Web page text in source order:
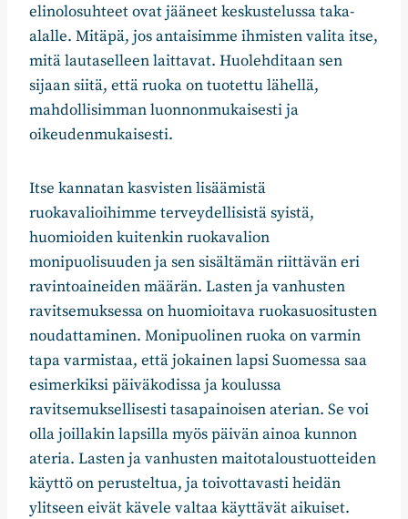
elinolosuhteet ovat jääneet keskustelussa taka-
alalle. Mitäpä, jos antaisimme ihmisten valita itse,
mitä lautaselleen laittavat. Huolehditaan sen
sijaan siitä, että ruoka on tuotettu lähellä,
mahdollisimman luonnonmukaisesti ja
oikeudenmukaisesti.
Itse kannatan kasvisten lisäämistä
ruokavalioihimme terveydellisistä syistä,
huomioiden kuitenkin ruokavalion
monipuolisuuden ja sen sisältämän riittävän eri
ravintoaineiden määrän. Lasten ja vanhusten
ravitsemuksessa on huomioitava ruokasuositusten
noudattaminen. Monipuolinen ruoka on varmin
tapa varmistaa, että jokainen lapsi Suomessa saa
esimerkiksi päiväkodissa ja koulussa
ravitsemuksellisesti tasapainoisen aterian. Se voi
olla joillakin lapsilla myös päivän ainoa kunnon
ateria. Lasten ja vanhusten maitotaloustuotteiden
käyttö on perusteltua, ja toivottavasti heidän
ylitseen eivät kävele valtaa käyttävät aikuiset.